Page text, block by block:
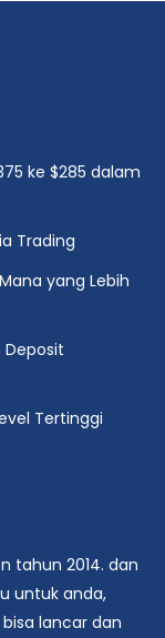
ke $285 dalam
Trading
yang Lebih
Tertinggi
tahun 2014. dan
untuk anda,
lancar dan